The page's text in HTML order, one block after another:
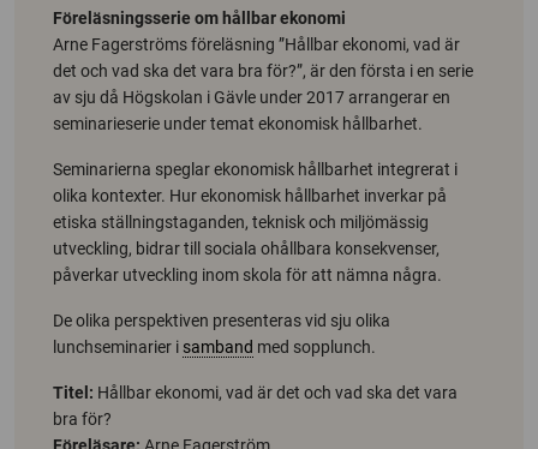
Föreläsningsserie om hållbar ekonomi
Arne Fagerströms föreläsning ”Hållbar ekonomi, vad är
det och vad ska det vara bra för?”, är den första i en serie
av sju då Högskolan i Gävle under 2017 arrangerar en
seminarieserie under temat ekonomisk hållbarhet.
Seminarierna speglar ekonomisk hållbarhet integrerat i
olika kontexter. Hur ekonomisk hållbarhet inverkar på
etiska ställningstaganden, teknisk och miljömässig
utveckling, bidrar till sociala ohållbara konsekvenser,
påverkar utveckling inom skola för att nämna några.
De olika perspektiven presenteras vid sju olika
lunchseminarier i samband med sopplunch.
Titel: Hållbar ekonomi, vad är det och vad ska det vara
bra för?